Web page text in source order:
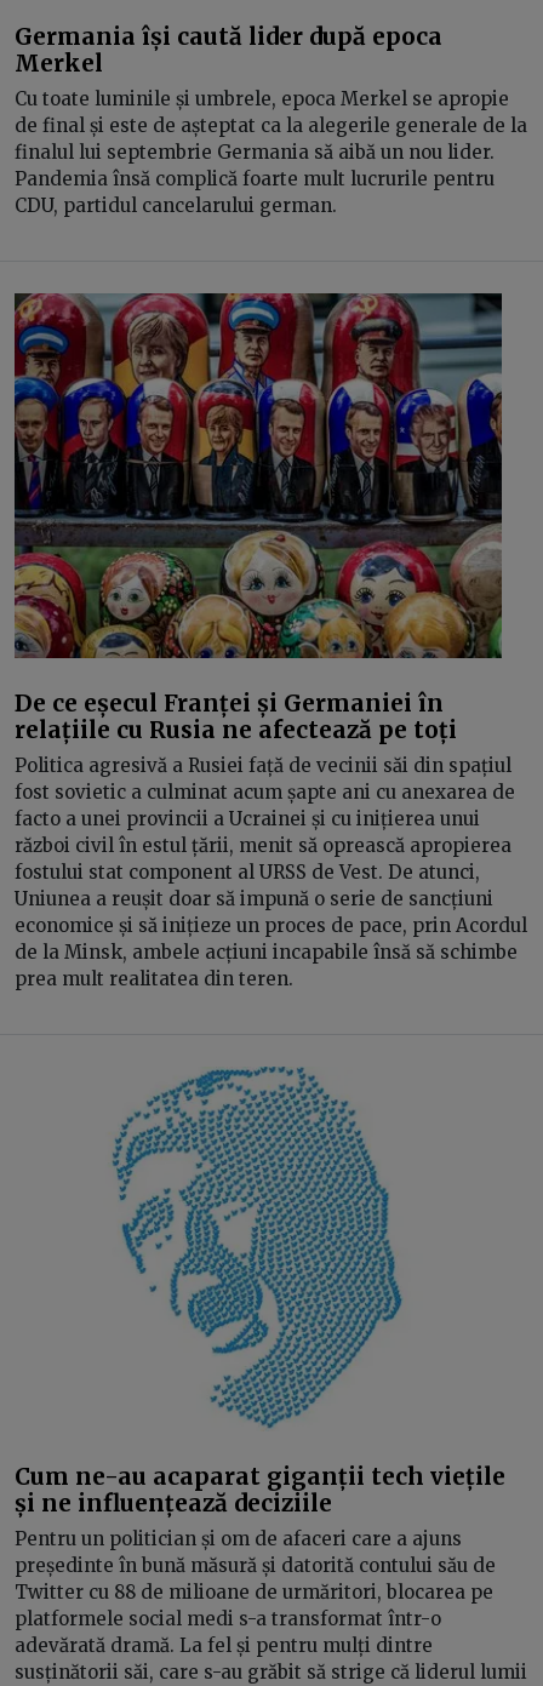
Germania își caută lider după epoca
Merkel
Cu toate luminile și umbrele, epoca Merkel se apropie
de final și este de așteptat ca la alegerile generale de la
finalul lui septembrie Germania să aibă un nou lider.
Pandemia însă complică foarte mult lucrurile pentru
CDU, partidul cancelarului german.
De ce eșecul Franței și Germaniei în
relațiile cu Rusia ne afectează pe toți
Politica agresivă a Rusiei față de vecinii săi din spațiul
fost sovietic a culminat acum șapte ani cu anexarea de
facto a unei provincii a Ucrainei și cu inițierea unui
război civil în estul țării, menit să oprească apropierea
fostului stat component al URSS de Vest. De atunci,
Uniunea a reușit doar să impună o serie de sancțiuni
economice și să inițieze un proces de pace, prin Acordul
de la Minsk, ambele acțiuni incapabile însă să schimbe
prea mult realitatea din teren.
Cum ne-au acaparat giganții tech viețile
și ne influențează deciziile
Pentru un politician și om de afaceri care a ajuns
președinte în bună măsură și datorită contului său de
Twitter cu 88 de milioane de urmăritori, blocarea pe
platformele social medi s-a transformat într-o
adevărată dramă. La fel și pentru mulți dintre
susținătorii săi, care s-au grăbit să strige că liderul lumii